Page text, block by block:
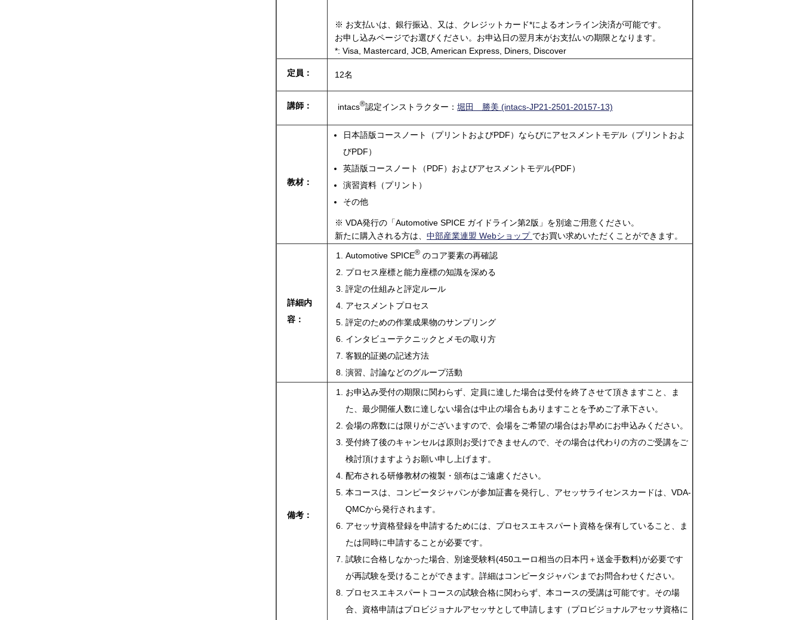
※ お支払いは、銀行振込、又は、クレジットカード*によるオンライン決済が可能です。
お申し込みページでお選びください。お申込日の翌月末がお支払いの期限となります。
*: Visa, Mastercard, JCB, American Express, Diners, Discover
定員： 12名
講師： intacs®認定インストラクター： 堀田 勝美 (intacs-JP21-2501-20157-13)
教材：
日本語版コースノート（プリントおよびPDF）ならびにアセスメントモデル（プリントおよ
びPDF）
英語版コースノート（PDF）およびアセスメントモデル(PDF）
演習資料（プリント）
その他
※ VDA発行の「Automotive SPICE ガイドライン第2版」を別途ご用意ください。
新たに購入される方は、 中部産業連盟 Webショップ でお買い求めいただくことができます。
詳細内
容：
Automotive SPICE® のコア要素の再確認
プロセス座標と能力座標の知識を深める
評定の仕組みと評定ルール
アセスメントプロセス
評定のための作業成果物のサンプリング
インタビューテクニックとメモの取り方
客観的証拠の記述方法
演習、討論などのグループ活動
備考：
お申込み受付の期限に関わらず、定員に達した場合は受付を終了させて頂きますこと、ま
た、最少開催人数に達しない場合は中止の場合もありますことを予めご了承下さい。
会場の席数には限りがございますので、会場をご希望の場合はお早めにお申込みください。
受付終了後のキャンセルは原則お受けできませんので、その場合は代わりの方のご受講をご
検討頂けますようお願い申し上げます。
配布される研修教材の複製・頒布はご遠慮ください。
本コースは、コンピータジャパンが参加証書を発行し、アセッサライセンスカードは、VDA-
QMCから発行されます。
アセッサ資格登録を申請するためには、プロセスエキスパート資格を保有していること、ま
たは同時に申請することが必要です。
試験に合格しなかった場合、別途受験料(450ユーロ相当の日本円＋送金手数料)が必要です
が再試験を受けることができます。 詳細はコンピータジャパンまでお問合わせください。
プロセスエキスパートコースの試験合格に関わらず、本コースの受講は可能です。その場
合、資格申請はプロビジョナルアセッサとして申請します（プロビジョナルアセッサ資格に